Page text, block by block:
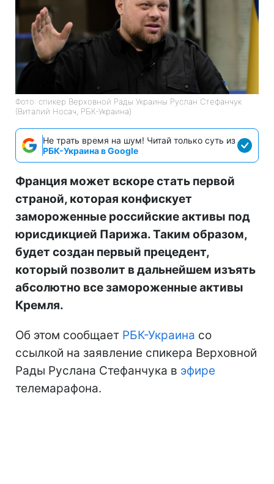
Фото: спикер Верховной Рады Украины Руслан Стефанчук
(Виталий Носач, РБК-Украина)
Не трать время на шум! Читай только суть из
РБК-Украина в Google
Франция может вскоре стать первой
страной, которая конфискует
замороженные российские активы под
юрисдикцией Парижа. Таким образом,
будет создан первый прецедент,
который позволит в дальнейшем изъять
абсолютно все замороженные активы
Кремля.
Об этом сообщает РБК-Украина со
ссылкой на заявление спикера Верховной
Рады Руслана Стефанчука в эфире
телемарафона.